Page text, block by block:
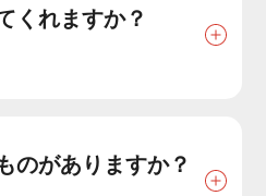
くれますか？
のがありますか？